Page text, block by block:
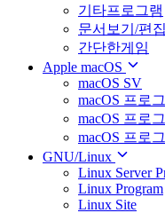
기타프로그램
문서보기/편집
간단한게임
Apple macOS
macOS SV
macOS 프로
macOS 프로
macOS 프로
GNU/Linux
Linux Server
Linux Program
Linux Site